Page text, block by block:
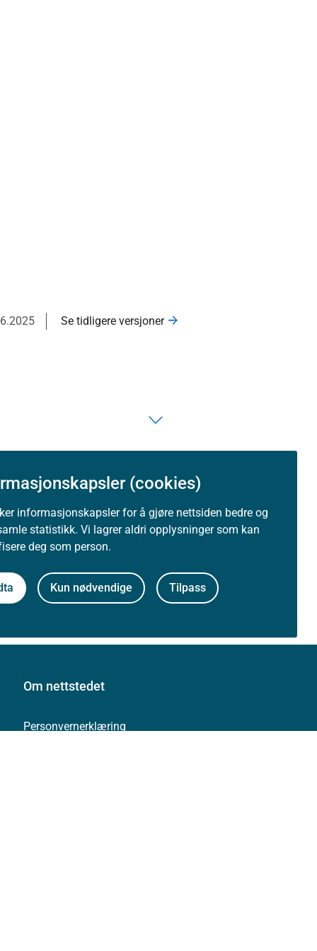
(cookies)
informasjonskapsler for å gjøre nettsiden bedre og
statistikk. Vi lagrer aldri opplysninger som kan
deg som person.
Kun nødvendige Tilpass
Se tidligere versjoner
Om nettstedet
Personvernerklæring